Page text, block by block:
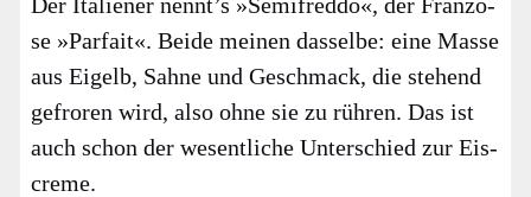
se »Par­fait«. Bei­de mei­nen das­sel­be: eine Mas­se
aus Eigelb, Sah­ne und Geschmack, die ste­hend
gefro­ren wird, also ohne sie zu rüh­ren. Das ist
auch schon der wesent­li­che Unter­schied zur Eis­
creme.